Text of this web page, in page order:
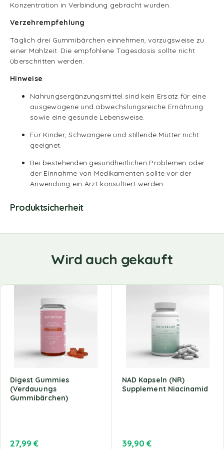
Konzentration in Verbindung gebracht wurden.
Verzehrempfehlung
Täglich drei Gummibärchen einnehmen, vorzugsweise zu
einer Mahlzeit. Die empfohlene Tagesdosis sollte nicht
überschritten werden.
Hinweise
Nahrungsergänzungsmittel sind kein Ersatz für eine
ausgewogene und abwechslungsreiche Ernährung
sowie eine gesunde Lebensweise.
Für Kinder, Schwangere und stillende Mütter nicht
geeignet.
Bei bestehenden gesundheitlichen Problemen oder
der Einnahme von Medikamenten sollte vor der
Anwendung ein Arzt konsultiert werden.
Produktsicherheit
Wird auch gekauft
Digest Gummies
(Verdauungs
Gummibärchen)
27,99 €
NAD Kapseln (NR)
Supplement Niacinamid
39,90 €